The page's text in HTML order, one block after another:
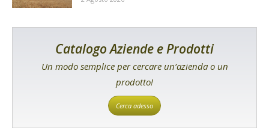
Catalogo Aziende e Prodotti
Un modo semplice per cercare un’azienda o un
prodotto!
Cerca adesso